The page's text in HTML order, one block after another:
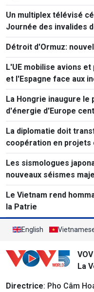
Un multiplex télévisé
Journée des invalides
Patrie
Détroit d'Ormuz:
L'UE mobilise avions
et l'Espagne face aux
La Hongrie inaugure le
d'énergie d'Europe
La diplomatie doit
coopération en projets
Les sismologues
nouveaux séismes
Le Vietnam rend
la Patrie
English
La
Directrice: Pho Câm